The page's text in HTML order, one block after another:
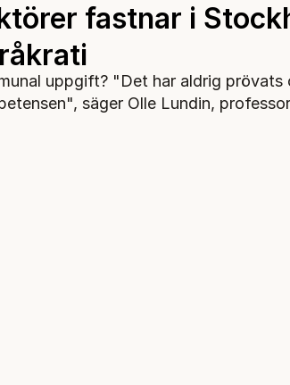
fastnar i
uppgift? "Det har aldrig prövats
säger Olle Lundin,